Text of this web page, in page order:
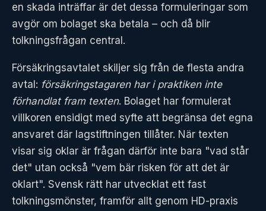
en skada inträffar är det dessa formuleringar som
avgör om bolaget ska betala – och då blir
tolkningsfrågan central.
Försäkringsavtalet skiljer sig från de flesta andra
avtal: försäkringstagaren har i praktiken inte
förhandlat fram texten. Bolaget har formulerat
villkoren ensidigt med syfte att begränsa det egna
ansvaret där lagstiftningen tillåter. När texten
visar sig oklar är frågan därför inte bara "vad står
det" utan också "vem bär risken för att det är
oklart". Svensk rätt har utvecklat ett fast
tolkningsmönster, framför allt genom HD-praxis